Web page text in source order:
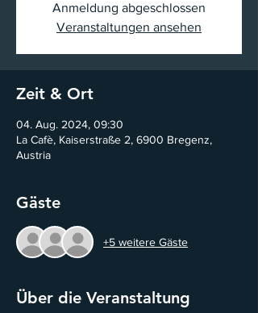
Anmeldung abgeschlossen
Veranstaltungen ansehen
Zeit & Ort
04. Aug. 2024, 09:30
La Cafè, Kaiserstraße 2, 6900 Bregenz,
Austria
Gäste
+5 weitere Gäste
Über die Veranstaltung